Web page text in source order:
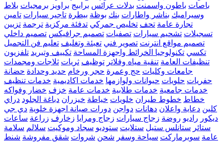
باصات باطون واسمنت بدلات عرائس برابيج براويز برمجيات بلاط
وسيراميك بناشر واطارات بنك بوظة بيطرة تاجير سيارات تامين
تجارة عامة تحف تخليص جمركي تدفئة مركزية ترجمة تزيين
تسجيلات تشحيم سيارات تصفيات تصميم جرافيكس تصميم داخلي
تصميم مواقع انترنت تصوير فني تعبئة وتغليف تعليم فن التجميل
تكسي تكنولوجيا الخرائط واجهزة المساحة تكييف وتبريد تلفزيون
تنظيفات العامة تنقية مياه وفلاتر توظيف ثريات ثلاجات ومجمدات
جامعات وكليات حج وعمرة حجر ورخام حديد وحدادة حضانة
حفريات حلويات حيوانات ولوازمها خدمات اكاديمية خدمات تنظيف
خدمات جامعية خدمات طلابية خدمات عامة خزف خضار وفواكه
خطاط خطوط طيران خلويات خياطة خيزران دباغة الجلود دراي
كلين دعاية واعلان دهانات دواجن دورات صيانة اجهزة خلوية دي جي
ديكور راديو روضة زجاج سيارات زجاج ومرايا زخارف زراعة ساعات
ستائر ستانلس ستيل ستلايت ستوديو سجاد وموكيت سلالم سلامة
عامة سوبرماركت سياحة وسفر شحن شروات شقق مفروشة شنط